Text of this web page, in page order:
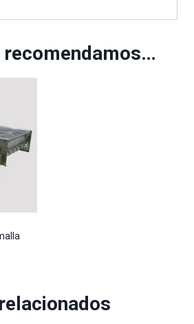
recomendamos…